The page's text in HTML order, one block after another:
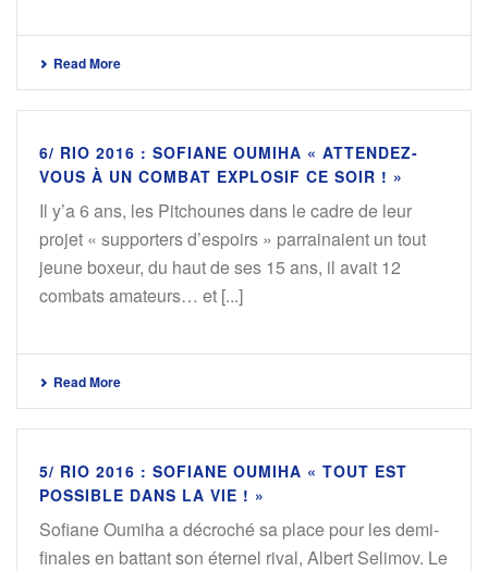
Read More
6/ RIO 2016 : SOFIANE OUMIHA « ATTENDEZ-
VOUS À UN COMBAT EXPLOSIF CE SOIR ! »
Il y’a 6 ans, les Pitchounes dans le cadre de leur
projet « supporters d’espoirs » parrainaient un tout
jeune boxeur, du haut de ses 15 ans, il avait 12
combats amateurs… et [...]
Read More
5/ RIO 2016 : SOFIANE OUMIHA « TOUT EST
POSSIBLE DANS LA VIE ! »
Sofiane Oumiha a décroché sa place pour les demi-
finales en battant son éternel rival, Albert Selimov. Le